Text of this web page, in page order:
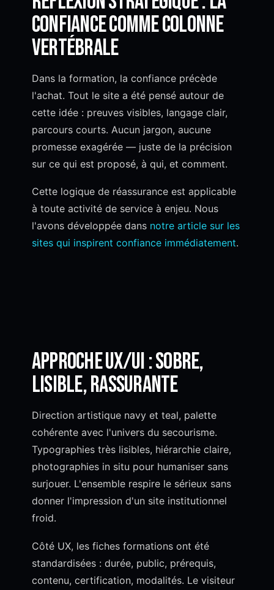
confiance comme colonne
vertébrale
Dans la formation, la confiance précède
l'achat. Tout le site a été pensé autour de
cette idée : preuves visibles, langage clair,
parcours courts. Aucun jargon, aucune
promesse exagérée — juste de la précision
sur ce qui est proposé, à qui, et comment.
Cette logique de réassurance est applicable
à toute activité de service à enjeu. Nous
l'avons développée dans notre article sur les
sites qui inspirent confiance immédiatement.
Approche UX/UI : sobre,
lisible, rassurante
Direction artistique navy et teal, palette
cohérente avec l'univers du secourisme.
Typographies très lisibles, hiérarchie claire,
photographies in situ pour humaniser sans
surjouer. L'ensemble respire le sérieux sans
donner l'impression d'un site institutionnel
froid.
Côté UX, les fiches formations ont été
standardisées : durée, public, prérequis,
contenu, certification, modalités. Le visiteur